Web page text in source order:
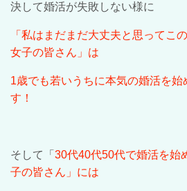
決して婚活が失敗しない様に
「私はまだまだ大丈夫と思ってこ
女子の皆さん」は
1歳でも若いうちに本気の婚活を始
す！
そして「 30代40代50代で婚活を始
子の皆さん」には